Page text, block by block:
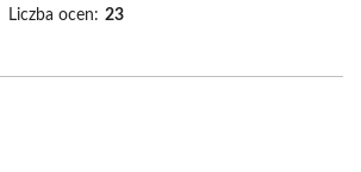
Liczba ocen: 23